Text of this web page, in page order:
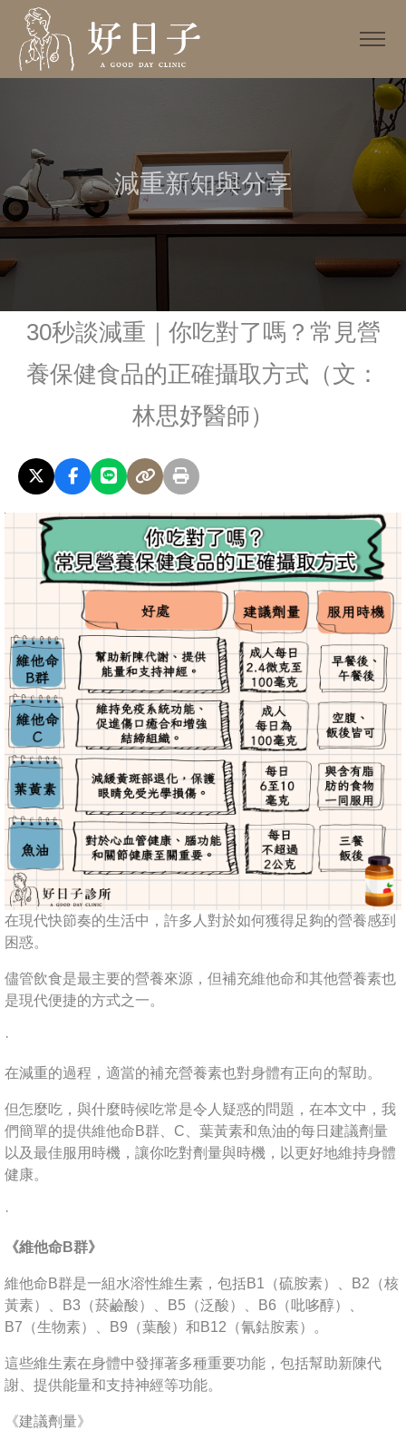
減重新知與分享
30秒談減重｜你吃對了嗎？常見營
養保健食品的正確攝取方式（文：
林思妤醫師）
在現代快節奏的生活中，許多人對於如何獲得足夠的營養感到
困惑。
儘管飲食是最主要的營養來源，但補充維他命和其他營養素也
是現代便捷的方式之一。
·
在減重的過程，適當的補充營養素也對身體有正向的幫助。
但怎麼吃，與什麼時候吃常是令人疑惑的問題，在本文中，我
們簡單的提供維他命B群、C、葉黃素和魚油的每日建議劑量
以及最佳服用時機，讓你吃對劑量與時機，以更好地維持身體
健康。
·
《維他命B群》
維他命B群是一組水溶性維生素，包括B1（硫胺素）、B2（核
黃素）、B3（菸鹼酸）、B5（泛酸）、B6（吡哆醇）、
B7（生物素）、B9（葉酸）和B12（氰鈷胺素）。
這些維生素在身體中發揮著多種重要功能，包括幫助新陳代
謝、提供能量和支持神經等功能。
《建議劑量》